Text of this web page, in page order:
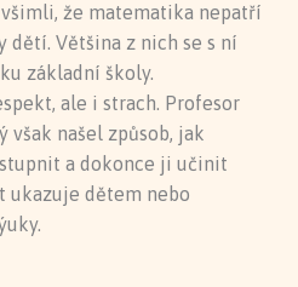
že matematika nepatří
Většina z nich se s ní
základní školy.
ale i strach. Profesor
našel způsob, jak
a dokonce ji učinit
ukazuje dětem nebo